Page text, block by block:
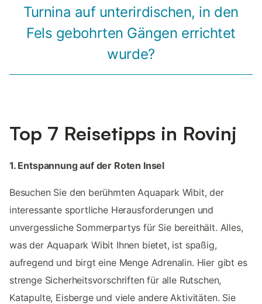
Turnina auf unterirdischen, in den
Fels gebohrten Gängen errichtet
wurde?
Top 7 Reisetipps in Rovinj
1. Entspannung auf der Roten Insel
Besuchen Sie den berühmten Aquapark Wibit, der
interessante sportliche Herausforderungen und
unvergessliche Sommerpartys für Sie bereithält. Alles,
was der Aquapark Wibit Ihnen bietet, ist spaßig,
aufregend und birgt eine Menge Adrenalin. Hier gibt es
strenge Sicherheitsvorschriften für alle Rutschen,
Katapulte, Eisberge und viele andere Aktivitäten. Sie